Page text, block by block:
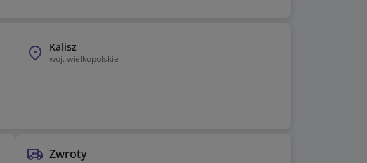
Kalisz
woj. wielkopolskie
Zwroty